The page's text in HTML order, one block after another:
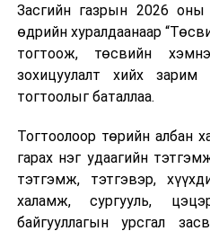
Шинэ хууль Францын зах
дуудлагын төвүүдэд
Мароккогийн дуудлагын
хувь Францын зах зээлээс
40–50 мянган ажлын байр
Засгийн газрын 2026
өдрийн хуралдаанаар
тогтоож, төсвийн
зохицуулалт хийх
тогтоолыг баталлаа.
Тогтоолоор төрийн албан
гарах нэг удаагийн
тэтгэмж, тэтгэвэр,
халамж, сургууль,
байгууллагын урсгал